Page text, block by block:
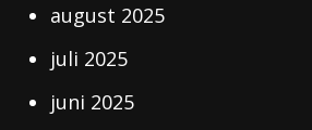
august 2025
juli 2025
juni 2025